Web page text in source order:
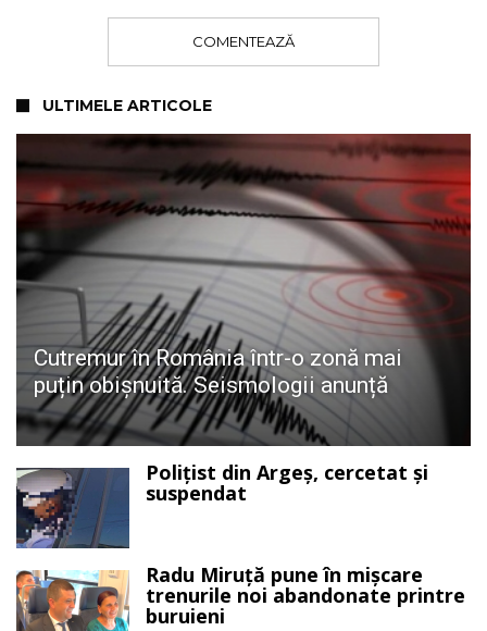
COMENTEAZĂ
ULTIMELE ARTICOLE
Cutremur în România într-o zonă mai
puțin obișnuită. Seismologii anunță
Polițist din Argeș, cercetat și
suspendat
Radu Miruță pune în mișcare
trenurile noi abandonate printre
buruieni